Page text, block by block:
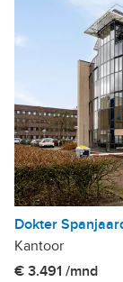
Dokter
Kantoor
€ 3.491 /mnd